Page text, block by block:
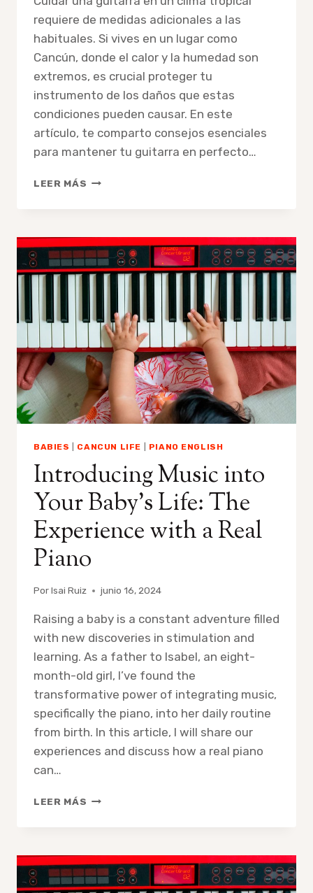
requiere de medidas adicionales a las
habituales. Si vives en un lugar como
Cancún, donde el calor y la humedad son
extremos, es crucial proteger tu
instrumento de los daños que estas
condiciones pueden causar. En este
artículo, te comparto consejos esenciales
para mantener tu guitarra en perfecto…
LEER MÁS CÓMO
EN
UN
CLIMA
TROPICAL:
GUÍA
PARA
CANCÚN
Y
AMBIENTES
HÚMEDOS
BABIES CANCUN LIFE PIANO ENGLISH
Introducing Music into
Your Baby’s Life: The
Experience with a Real
Piano
PorIsai Ruiz junio 16, 2024
Raising a baby is a constant adventure filled
with new discoveries in stimulation and
learning. As a father to Isabel, an eight-
month-old girl, I’ve found the
transformative power of integrating music,
specifically the piano, into her daily routine
from birth. In this article, I will share our
experiences and discuss how a real piano
can…
LEER MÁS INTRODUCING
BABY’S
LIFE:
THE